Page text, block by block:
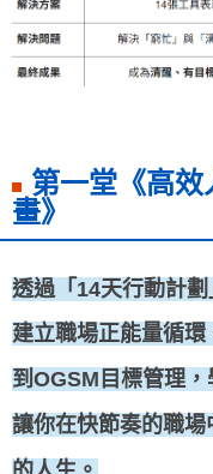
第一堂《高
畫》
透過「14天行動計
建立職場正能量循
到OGSM目標管理
讓你在快節奏的職